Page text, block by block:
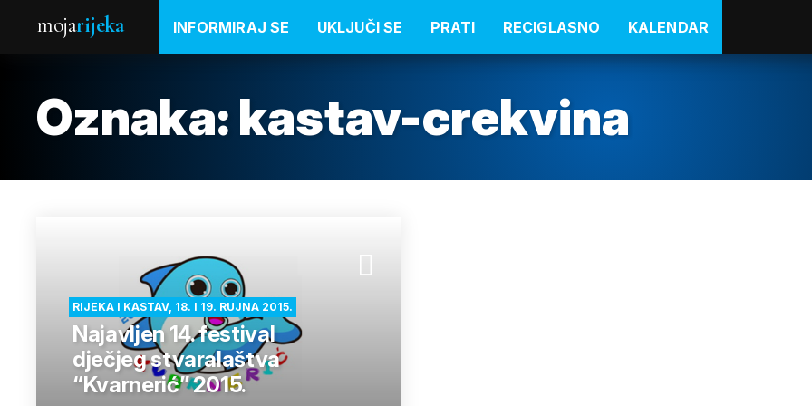
mojarijeka INFORMIRAJ SE UKLJUČI SE PRATI RECIGLASNO KALENDAR
Oznaka: kastav-crekvina
RIJEKA I KASTAV, 18. I 19. RUJNA 2015.
Najavljen 14. festival
dječjeg stvaralaštva
“Kvarnerić” 2015.